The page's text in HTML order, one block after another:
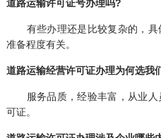
道路运输许可证号办理吗?
有些办理还是比较复杂的，具
准备程度有关。
道路运输经营许可证办理为何选我
服务品质，经验丰富，从业人
可证。